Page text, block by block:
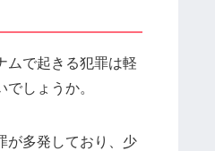
ムで起きる犯罪は軽
しょうか。
が多発しており、少